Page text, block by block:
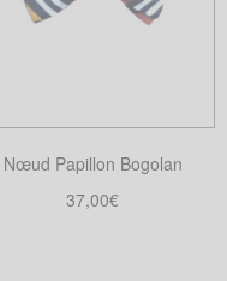
Nœud Papillon Bogolan
37,00€